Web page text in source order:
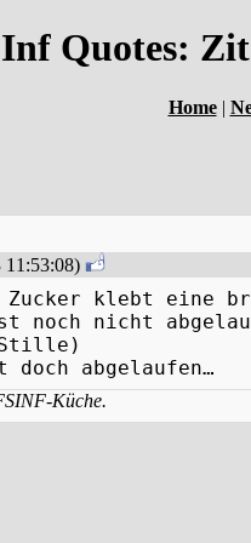
Quotes:
Home|
11:53:08)
Zucker klebt eine
noch nicht
Stille)
abgelaufen…
Küche.